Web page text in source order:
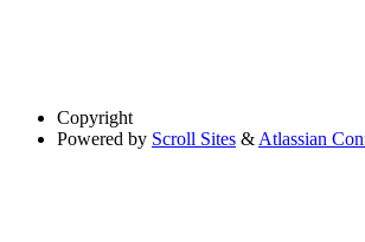
Copyright
Powered by Scroll Sites & Atlassian